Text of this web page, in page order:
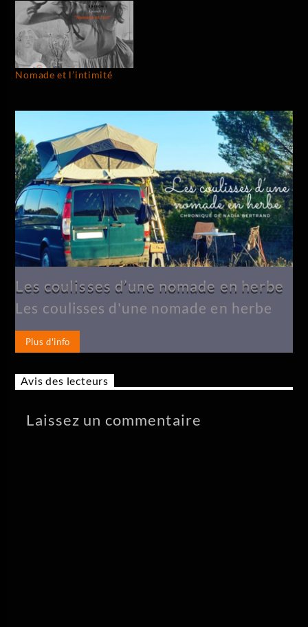
Nomade et l’intimité
Les coulisses d’une nomade en herbe
Les coulisses d'une nomade en herbe
Plus d'info
Avis des lecteurs
Laissez un commentaire